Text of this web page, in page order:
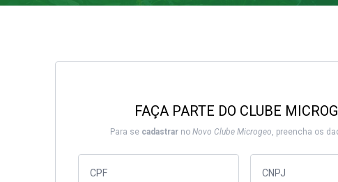
FAÇA PARTE DO CLUBE
Para se cadastrarno Novo Clube Microgeo, preencha os